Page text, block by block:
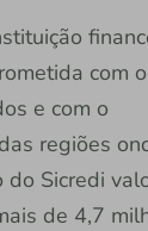
com
e com o
regiões
Sicredi
de 4,7